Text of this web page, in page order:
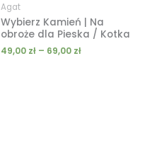
Agat
Wybierz Kamień | Na
obroże dla Pieska / Kotka
49,00 zł – 69,00 zł